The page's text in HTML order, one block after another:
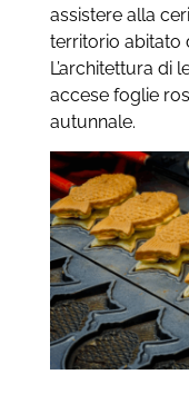
assistere alla
territorio abitato
L’architettura di
accese foglie
autunnale.